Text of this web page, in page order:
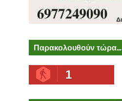
Παρακολουθούν τώρα...
1